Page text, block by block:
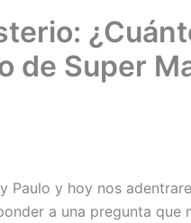
de Super
Paulo y hoy nos
a una pregunta que